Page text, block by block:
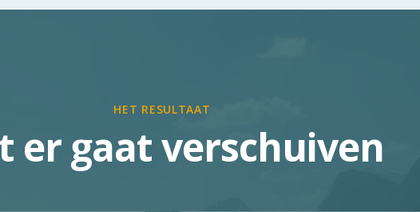
HET RESULTAAT
er gaat verschuiven